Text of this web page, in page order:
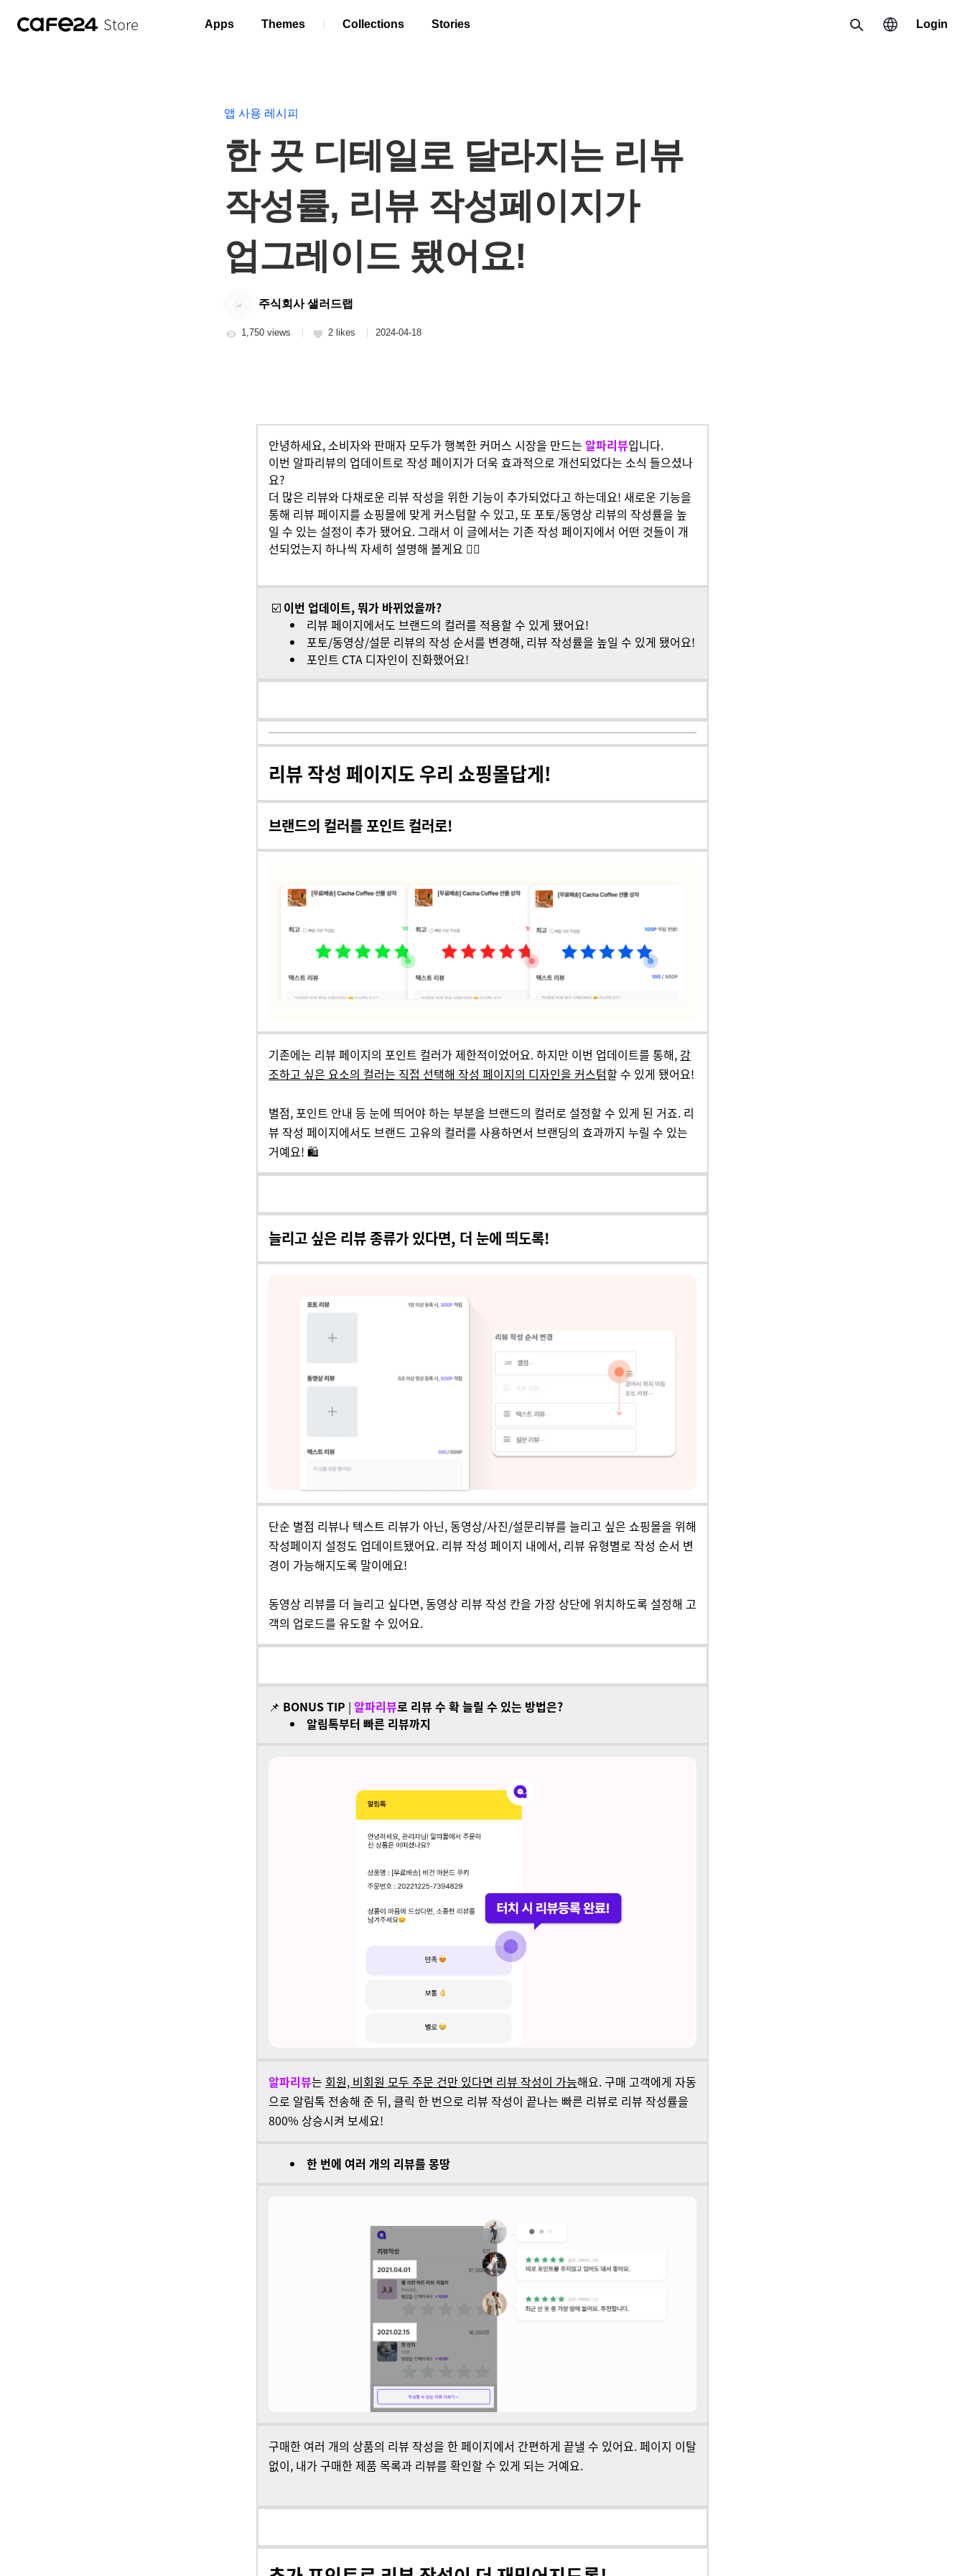
Store Login
Apps Themes Collections Stories
앱 사용 레시피
한 끗 디테일로 달라지는 리뷰
작성률, 리뷰 작성페이지가
업그레이드 됐어요!
주식회사 샐러드랩
1,750 views 2 likes 2024-04-18
안녕하세요, 소비자와 판매자 모두가 행복한 커머스 시장을 만드는 알파리뷰입니다.
이번 알파리뷰의 업데이트로 작성 페이지가 더욱 효과적으로 개선되었다는 소식 들으셨나
요?
더 많은 리뷰와 다채로운 리뷰 작성을 위한 기능이 추가되었다고 하는데요! 새로운 기능을
통해 리뷰 페이지를 쇼핑몰에 맞게 커스텀할 수 있고, 또 포토/동영상 리뷰의 작성률을 높
일 수 있는 설정이 추가 됐어요. 그래서 이 글에서는 기존 작성 페이지에서 어떤 것들이 개
선되었는지 하나씩 자세히 설명해 볼게요 ❤️‍🔥
☑️ 이번 업데이트, 뭐가 바뀌었을까?
리뷰 페이지에서도 브랜드의 컬러를 적용할 수 있게 됐어요!
포토/동영상/설문 리뷰의 작성 순서를 변경해, 리뷰 작성률을 높일 수 있게 됐어요!
포인트 CTA 디자인이 진화했어요!
리뷰 작성 페이지도 우리 쇼핑몰답게!
브랜드의 컬러를 포인트 컬러로!
기존에는 리뷰 페이지의 포인트 컬러가 제한적이었어요. 하지만 이번 업데이트를 통해, 강
조하고 싶은 요소의 컬러는 직접 선택해 작성 페이지의 디자인을 커스텀할 수 있게 됐어요!
별점, 포인트 안내 등 눈에 띄어야 하는 부분을 브랜드의 컬러로 설정할 수 있게 된 거죠. 리
뷰 작성 페이지에서도 브랜드 고유의 컬러를 사용하면서 브랜딩의 효과까지 누릴 수 있는
거예요! 🛍️
늘리고 싶은 리뷰 종류가 있다면, 더 눈에 띄도록!
단순 별점 리뷰나 텍스트 리뷰가 아닌, 동영상/사진/설문리뷰를 늘리고 싶은 쇼핑몰을 위해
작성페이지 설정도 업데이트됐어요. 리뷰 작성 페이지 내에서, 리뷰 유형별로 작성 순서 변
경이 가능해지도록 말이에요!
동영상 리뷰를 더 늘리고 싶다면, 동영상 리뷰 작성 칸을 가장 상단에 위치하도록 설정해 고
객의 업로드를 유도할 수 있어요.
📌 BONUS TIP | 알파리뷰로 리뷰 수 확 늘릴 수 있는 방법은?
알림톡부터 빠른 리뷰까지
알파리뷰는 회원, 비회원 모두 주문 건만 있다면 리뷰 작성이 가능해요. 구매 고객에게 자동
으로 알림톡 전송해 준 뒤, 클릭 한 번으로 리뷰 작성이 끝나는 빠른 리뷰로 리뷰 작성률을
800% 상승시켜 보세요!
한 번에 여러 개의 리뷰를 몽땅
구매한 여러 개의 상품의 리뷰 작성을 한 페이지에서 간편하게 끝낼 수 있어요. 페이지 이탈
없이, 내가 구매한 제품 목록과 리뷰를 확인할 수 있게 되는 거예요.